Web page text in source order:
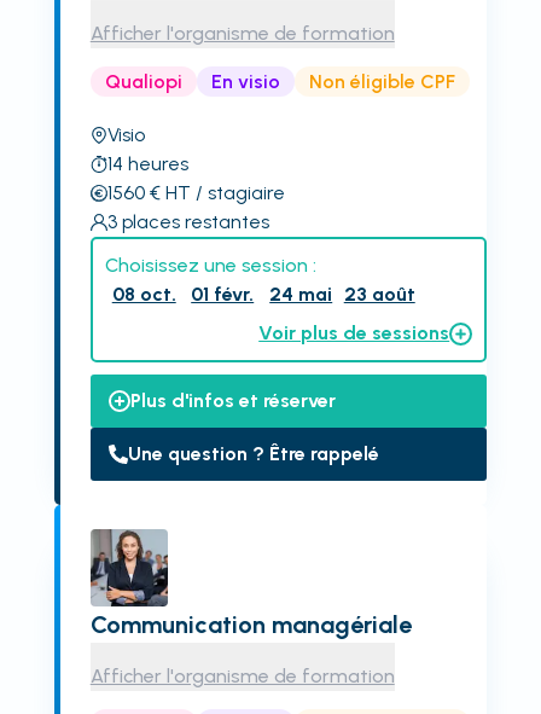
Afficher l'organisme de formation
Qualiopi En visio Non éligible CPF
Visio
14 heures
1560€ HT / stagiaire
3 places restantes
Choisissez une session :
08 oct.
01 févr. 24 mai
23 août
Voir plus de sessions
Plus d'infos et réserver
Une question ? Être rappelé
Communication managériale
Afficher l'organisme de formation